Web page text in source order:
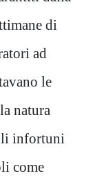
di
ad
le
natura
infortuni
come